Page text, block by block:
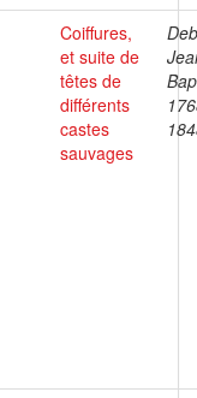
Coiffures,
et suite de
têtes de
différents
castes
sauvages